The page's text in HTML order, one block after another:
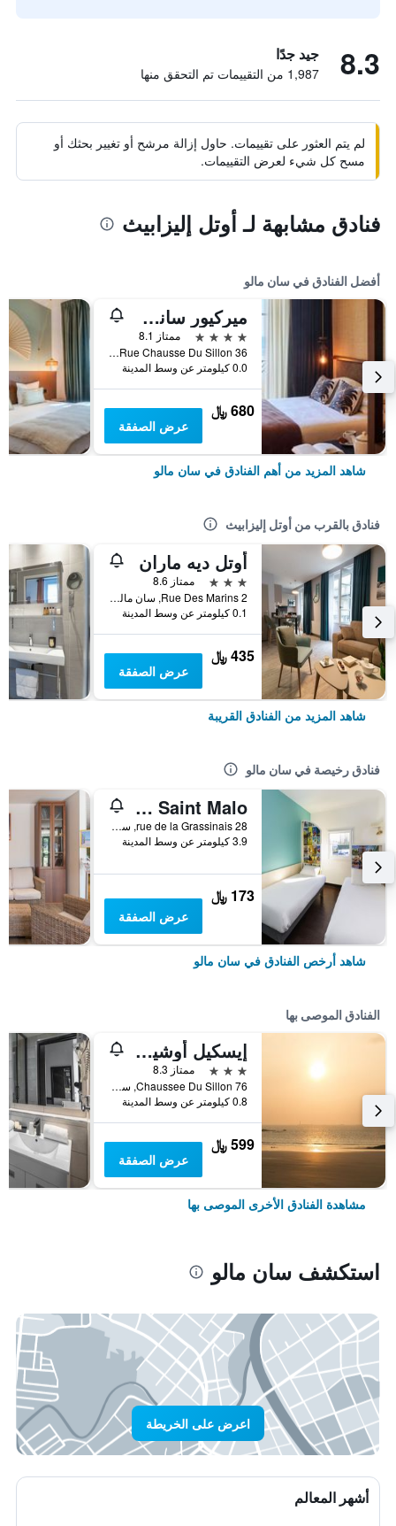
8.3 جيد جدًا
1,987 من التقييمات تم التحقق منها
لم يتم العثور على تقييمات. حاول إزالة مرشح أو تغيير بحثك أو
مسح كل شيء لعرض التقييمات.
فنادق مشابهة لـ أوتل إليزابيث
أفضل الفنادق في سان مالو
ميركيور سانت مالو فرونت دي مير
4 نجوم
ممتاز 8.1
36 Rue Chausse Du Sillon, سان مالو, منطقة بريتاني, فرنسا
0.0 كيلومتر عن وسط المدينة
680 ﷼
عرض الصفقة
شاهد المزيد من أهم الفنادق في سان مالو
فنادق بالقرب من أوتل إليزابيث
أوتل ديه ماران
3 نجوم
ممتاز 8.6
2 Rue Des Marins, سان مالو, منطقة بريتاني, فرنسا
0.1 كيلومتر عن وسط المدينة
435 ﷼
عرض الصفقة
شاهد المزيد من الفنادق القريبة
فنادق رخيصة في سان مالو
Hotelf1 Saint Malo
28 rue de la Grassinais, سان مالو, منطقة بريتاني, فرنسا
3.9 كيلومتر عن وسط المدينة
173 ﷼
عرض الصفقة
شاهد أرخص الفنادق في سان مالو
الفنادق الموصى بها
إيسكيل أوشينيا سان مالو
3 نجوم
ممتاز 8.3
76 Chaussee Du Sillon, سان مالو, منطقة بريتاني, فرنسا
0.8 كيلومتر عن وسط المدينة
599 ﷼
عرض الصفقة
مشاهدة الفنادق الأخرى الموصى بها
استكشف سان مالو
اعرض على الخريطة
أشهر المعالم